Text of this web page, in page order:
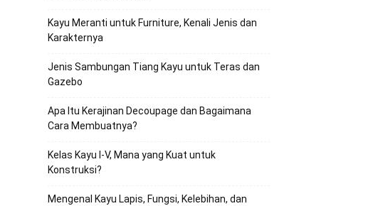
Kayu Meranti untuk Furniture, Kenali Jenis dan
Karakternya
Jenis Sambungan Tiang Kayu untuk Teras dan
Gazebo
Apa Itu Kerajinan Decoupage dan Bagaimana
Cara Membuatnya?
Kelas Kayu I-V, Mana yang Kuat untuk
Konstruksi?
Mengenal Kayu Lapis, Fungsi, Kelebihan, dan